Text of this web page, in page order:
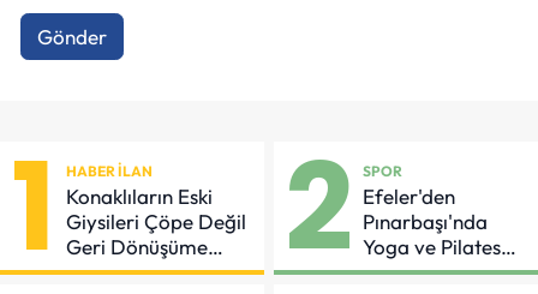
Gönder
1 HABER İLAN
Konaklıların Eski
Giysileri Çöpe Değil
Geri Dönüşüme
Gidiyor
2 SPOR
Efeler'den
Pınarbaşı'nda
Yoga ve Pilates
Buluşması